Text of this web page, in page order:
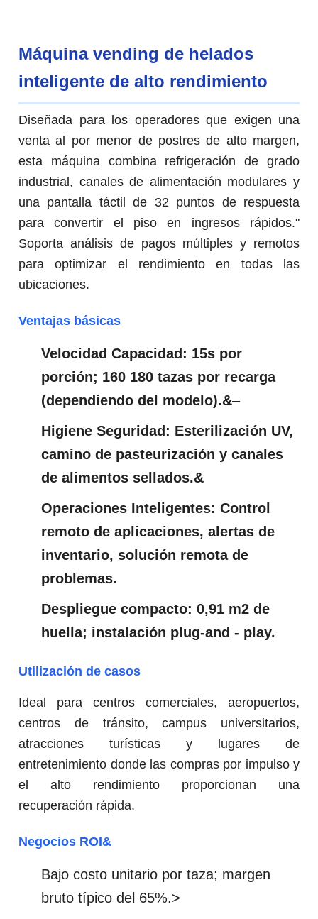
Máquina vending de helados
inteligente de alto rendimiento
Diseñada para los operadores que exigen una
venta al por menor de postres de alto margen,
esta máquina combina refrigeración de grado
industrial, canales de alimentación modulares y
una pantalla táctil de 32 puntos de respuesta
para convertir el piso en ingresos rápidos."
Soporta análisis de pagos múltiples y remotos
para optimizar el rendimiento en todas las
ubicaciones.
Ventajas básicas
Velocidad Capacidad: 15s por
porción; 160 180 tazas por recarga
(dependiendo del modelo).&–
Higiene Seguridad: Esterilización UV,
camino de pasteurización y canales
de alimentos sellados.&
Operaciones Inteligentes: Control
remoto de aplicaciones, alertas de
inventario, solución remota de
problemas.
Despliegue compacto: 0,91 m2 de
huella; instalación plug-and - play.
Utilización de casos
Ideal para centros comerciales, aeropuertos,
centros de tránsito, campus universitarios,
atracciones turísticas y lugares de
entretenimiento donde las compras por impulso y
el alto rendimiento proporcionan una
recuperación rápida.
Negocios ROI&
Bajo costo unitario por taza; margen
bruto típico del 65%.>